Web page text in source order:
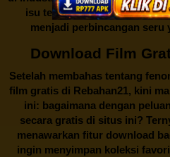
isu tentang menonton film
menjadi perbincangan seru
Download Film
Setelah membahas tentang
film gratis di Rebahan21, kini
ini: bagaimana dengan
secara gratis di situs ini?
menawarkan fitur download
ingin menyimpan koleksi